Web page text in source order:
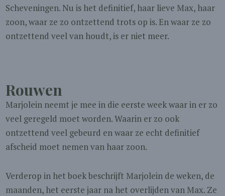
Scheveningen. Nu is het definitief, haar lieve Max, haar
zoon, waar ze zo ontzettend trots op is. En waar ze zo
ontzettend veel van houdt, is er niet meer.
Rouwen
Marjolein neemt je mee in die eerste week waar in er zo
veel geregeld moet worden. Waarin er zo ook
ontzettend veel gebeurd en waar ze echt definitief
afscheid moet nemen van haar zoon.
Verderop in het boek beschrijft Marjolein de weken, de
maanden, het eerste jaar na het overlijden van Max. Ze